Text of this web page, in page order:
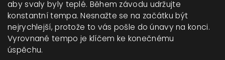
aby svaly byly teplé. Během závodu udržujte
konstantní tempa. Nesnažte se na začátku být
nejrychlejší, protože to vás pošle do únavy na konci.
Vyrovnané tempo je klíčem ke konečnému
úspěchu.